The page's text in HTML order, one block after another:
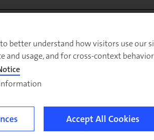
ويساعد المؤسسات المالية
وإعادة تشكيل الهياكل
المصرفية للأفراد
الخدمات المصرفية الرقمية
المصرفية الكبرى في
المقدمة للأفراد. فمن الخدمات
better understand how visitors use our
and usage, and for cross-context
Accept All Cookies